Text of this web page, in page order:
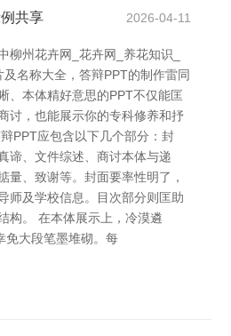
共享 2026-04-11
柳州花卉网_花卉网_养花知识_
名称大全，答辩PPT的制作雷同
、本体精好意思的PPT不仅能匡
讨，也能展示你的专科修养和抒
PPT应包含以下几个部分：封
谛、文件综述、商讨本体与递
量、致谢等。封面要率性明了，
师及学校信息。目次部分则匡助
构。 在本体展示上，冷漠遴
免大段笔墨堆砌。每